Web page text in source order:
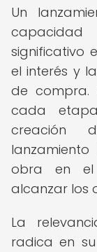
Un
significativo
el interés y
de compra.
cada
creación
obra en el
alcanzar los
La
radica en